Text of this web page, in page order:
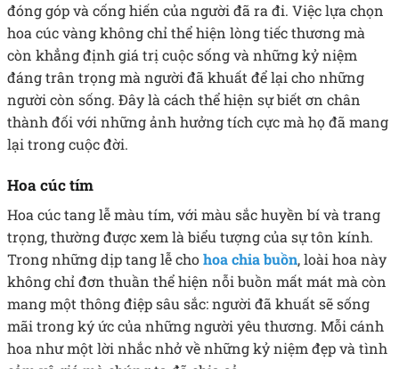
đóng góp và cống hiến của người đã ra đi. Việc lựa chọn
hoa cúc vàng không chỉ thể hiện lòng tiếc thương mà
còn khẳng định giá trị cuộc sống và những kỷ niệm
đáng trân trọng mà người đã khuất để lại cho những
người còn sống. Đây là cách thể hiện sự biết ơn chân
thành đối với những ảnh hưởng tích cực mà họ đã mang
lại trong cuộc đời.
Hoa cúc tím
Hoa cúc tang lễ màu tím, với màu sắc huyền bí và trang
trọng, thường được xem là biểu tượng của sự tôn kính.
Trong những dịp tang lễ chohoa chia buồn, loài hoa này
không chỉ đơn thuần thể hiện nỗi buồn mất mát mà còn
mang một thông điệp sâu sắc: người đã khuất sẽ sống
mãi trong ký ức của những người yêu thương. Mỗi cánh
hoa như một lời nhắc nhở về những kỷ niệm đẹp và tình